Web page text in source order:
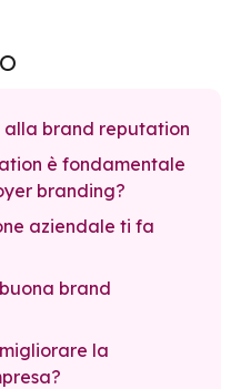
alla brand reputation
è fondamentale
branding?
aziendale ti fa
brand
la